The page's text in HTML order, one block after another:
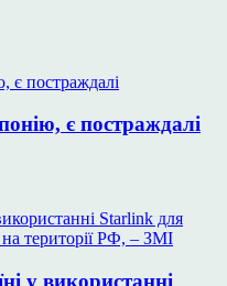
є постраждалі
у використанні